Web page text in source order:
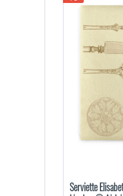
Serviette